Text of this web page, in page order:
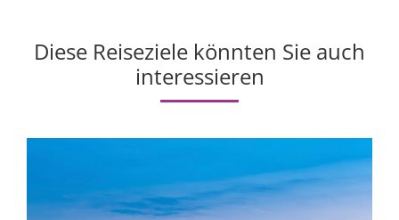
Diese Reiseziele könnten Sie auch
interessieren